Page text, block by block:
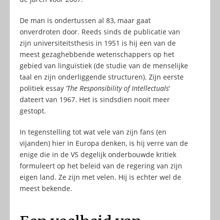
De man is ondertussen al 83, maar gaat
onverdroten door. Reeds sinds de publicatie van
zijn universiteitsthesis in 1951 is hij een van de
meest gezaghebbende wetenschappers op het
gebied van linguïstiek (de studie van de menselijke
taal en zijn onderliggende structuren). Zijn eerste
politiek essay ‘The Responsibility of Intellectuals‘
dateert van 1967. Het is sindsdien nooit meer
gestopt.
In tegenstelling tot wat vele van zijn fans (en
vijanden) hier in Europa denken, is hij verre van de
enige die in de VS degelijk onderbouwde kritiek
formuleert op het beleid van de regering van zijn
eigen land. Ze zijn met velen. Hij is echter wel de
meest bekende.